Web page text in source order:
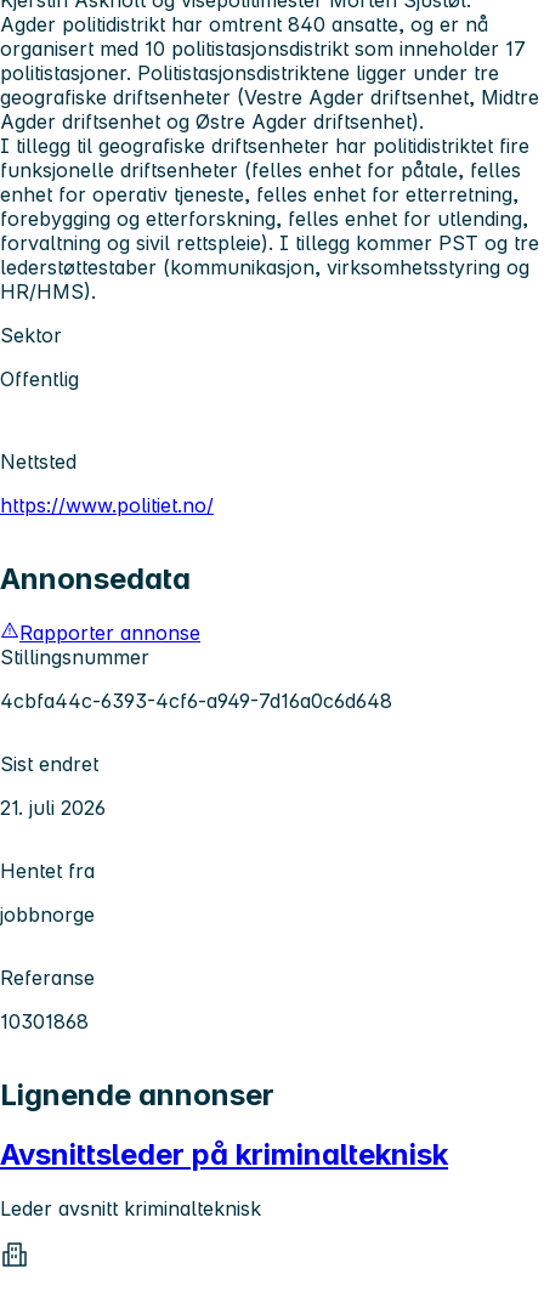
Agder politidistrikt har omtrent 840 ansatte, og er nå
organisert med 10 politistasjonsdistrikt som inneholder 17
politistasjoner. Politistasjonsdistriktene ligger under tre
geografiske driftsenheter (Vestre Agder driftsenhet, Midtre
Agder driftsenhet og Østre Agder driftsenhet).
I tillegg til geografiske driftsenheter har politidistriktet fire
funksjonelle driftsenheter (felles enhet for påtale, felles
enhet for operativ tjeneste, felles enhet for etterretning,
forebygging og etterforskning, felles enhet for utlending,
forvaltning og sivil rettspleie). I tillegg kommer PST og tre
lederstøttestaber (kommunikasjon, virksomhetsstyring og
HR/HMS).
Sektor
Offentlig
Nettsted
https://www.politiet.no/
Annonsedata
Rapporter annonse
Stillingsnummer
4cbfa44c-6393-4cf6-a949-7d16a0c6d648
Sist endret
21. juli 2026
Hentet fra
jobbnorge
Referanse
10301868
Lignende annonser
Avsnittsleder på kriminalteknisk
Leder avsnitt kriminalteknisk